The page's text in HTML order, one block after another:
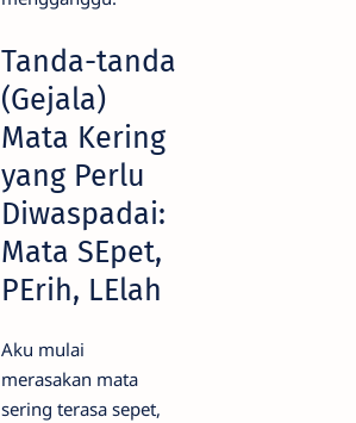
Tanda-tanda
(Gejala)
Mata Kering
yang Perlu
Diwaspadai:
Mata SEpet,
PErih, LElah
Aku mulai
merasakan mata
sering terasa sepet,